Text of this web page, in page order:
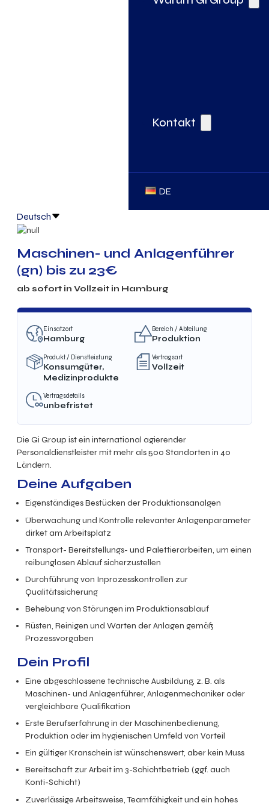
Kontakt
DE
Deutsch
Maschinen- und Anlagenführer
(gn) bis zu 23€
ab sofort in Vollzeit in Hamburg
Einsatzort
Hamburg
Bereich / Abteilung
Produktion
Produkt / Dienstleistung
Konsumgüter,
Medizinprodukte
Vertragsart
Vollzeit
Vertragsdetails
unbefristet
Die Gi Group ist ein international agierender
Personaldienstleister mit mehr als 500 Standorten in 40
Ländern.
Deine Aufgaben
Eigenständiges Bestücken der Produktionsanalgen
Überwachung und Kontrolle relevanter Anlagenparameter
dirket am Arbeitsplatz
Transport- Bereitstellungs- und Palettierarbeiten, um einen
reibunglosen Ablauf sicherzustellen
Durchführung von Inprozesskontrollen zur
Qualitätssicherung
Behebung von Störungen im Produktionsablauf
Rüsten, Reinigen und Warten der Anlagen gemäß
Prozessvorgaben
Dein Profil
Eine abgeschlossene technische Ausbildung, z. B. als
Maschinen- und Anlagenführer, Anlagenmechaniker oder
vergleichbare Qualifikation
Erste Berufserfahrung in der Maschinenbedienung,
Produktion oder im hygienischen Umfeld von Vorteil
Ein gültiger Kranschein ist wünschenswert, aber kein Muss
Bereitschaft zur Arbeit im 3-Schichtbetrieb (ggf. auch
Konti-Schicht)
Zuverlässige Arbeitsweise, Teamfähigkeit und ein hohes